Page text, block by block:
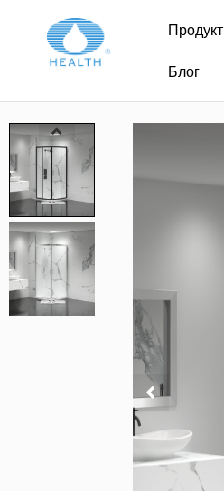
Блог
Дом > Раздвижная